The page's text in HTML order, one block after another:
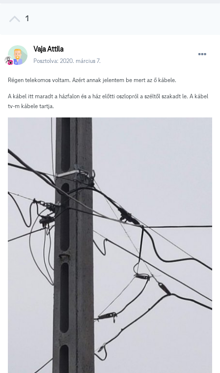
1
Vaja Attila
Posztolva: 2020. március 7.
Régen telekomos voltam. Azért annak jelentem be mert az ő kábele.
A kábel itt maradt a házfalon és a ház előtti oszlopról a széltől szakadt le. A kábel
tv-m kábele tartja.